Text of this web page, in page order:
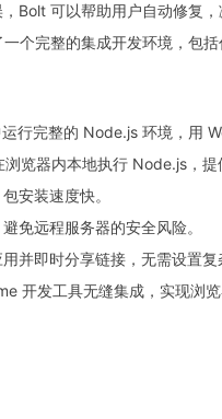
Bolt 可以帮助用户自动修复，
一个完整的集成开发环境，包
运行完整的 Node.js 环境，用
览器内本地执行 Node.js，提
安装速度快。
免远程服务器的安全风险。
并即时分享链接，无需设置复
开发工具无缝集成，实现浏览